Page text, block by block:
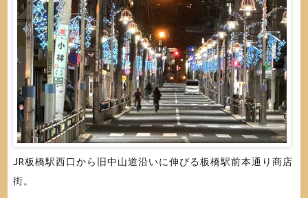
JR板橋駅西口から旧中山道沿いに伸びる板橋駅前本通り商店
街。